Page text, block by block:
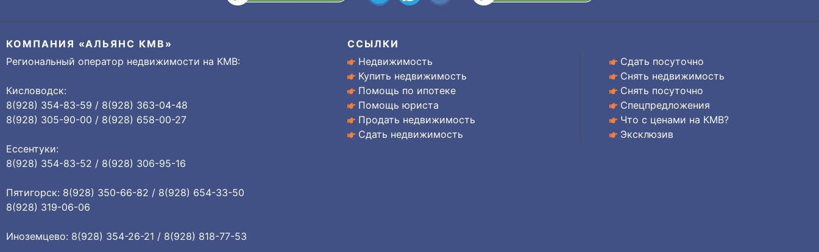
КОМПАНИЯ «АЛЬЯНС КМВ»
Региональный оператор недвижимости на КМВ:
Кисловодск:
8(928) 354-83-59 / 8(928) 363-04-48
8(928) 305-90-00 / 8(928) 658-00-27
Ессентуки:
8(928) 354-83-52 / 8(928) 306-95-16
Пятигорск: 8(928) 350-66-82 / 8(928) 654-33-50
8(928) 319-06-06
Иноземцево: 8(928) 354-26-21 / 8(928) 818-77-53
ССЫЛКИ
Недвижимость
Купить недвижимость
Помощь по ипотеке
Помощь юриста
Продать недвижимость
Сдать недвижимость
Сдать посуточно
Снять недвижимость
Снять посуточно
Спецпредложения
Что с ценами на КМВ?
Эксклюзив